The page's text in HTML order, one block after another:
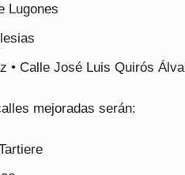
Lugones
• Calle José Luis Quirós
mejoradas serán: